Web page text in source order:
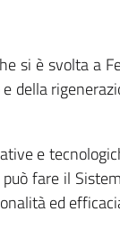
si è svolta a
della
e
fare il
ed